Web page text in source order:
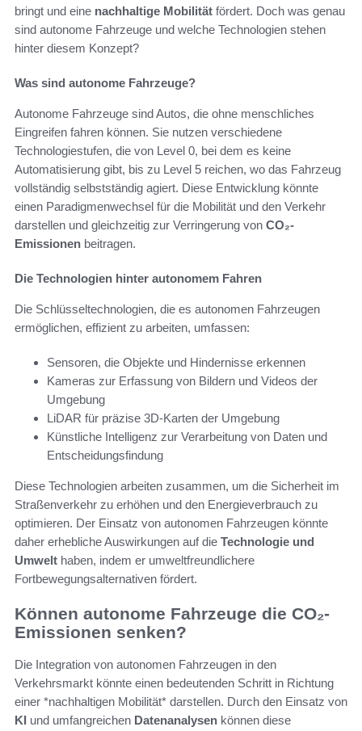
bringt und eine nachhaltige Mobilität fördert. Doch was genau
sind autonome Fahrzeuge und welche Technologien stehen
hinter diesem Konzept?
Was sind autonome Fahrzeuge?
Autonome Fahrzeuge sind Autos, die ohne menschliches
Eingreifen fahren können. Sie nutzen verschiedene
Technologiestufen, die von Level 0, bei dem es keine
Automatisierung gibt, bis zu Level 5 reichen, wo das Fahrzeug
vollständig selbstständig agiert. Diese Entwicklung könnte
einen Paradigmenwechsel für die Mobilität und den Verkehr
darstellen und gleichzeitig zur Verringerung von CO₂-
Emissionen beitragen.
Die Technologien hinter autonomem Fahren
Die Schlüsseltechnologien, die es autonomen Fahrzeugen
ermöglichen, effizient zu arbeiten, umfassen:
Sensoren, die Objekte und Hindernisse erkennen
Kameras zur Erfassung von Bildern und Videos der
Umgebung
LiDAR für präzise 3D-Karten der Umgebung
Künstliche Intelligenz zur Verarbeitung von Daten und
Entscheidungsfindung
Diese Technologien arbeiten zusammen, um die Sicherheit im
Straßenverkehr zu erhöhen und den Energieverbrauch zu
optimieren. Der Einsatz von autonomen Fahrzeugen könnte
daher erhebliche Auswirkungen auf die Technologie und
Umwelt haben, indem er umweltfreundlichere
Fortbewegungsalternativen fördert.
Können autonome Fahrzeuge die CO₂-
Emissionen senken?
Die Integration von autonomen Fahrzeugen in den
Verkehrsmarkt könnte einen bedeutenden Schritt in Richtung
einer *nachhaltigen Mobilität* darstellen. Durch den Einsatz von
KI und umfangreichen Datenanalysen können diese